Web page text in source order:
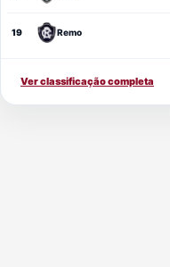
19 Remo
Ver classificação completa